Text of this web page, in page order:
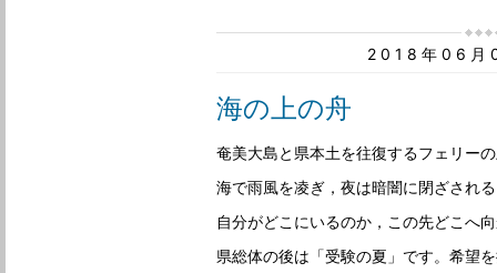
2018年06月
海の上の舟
奄美大島と県本土を往復するフェリー
海で雨風を凌ぎ，夜は暗闇に閉ざされ
自分がどこにいるのか，この先どこへ
県総体の後は「受験の夏」です。希望